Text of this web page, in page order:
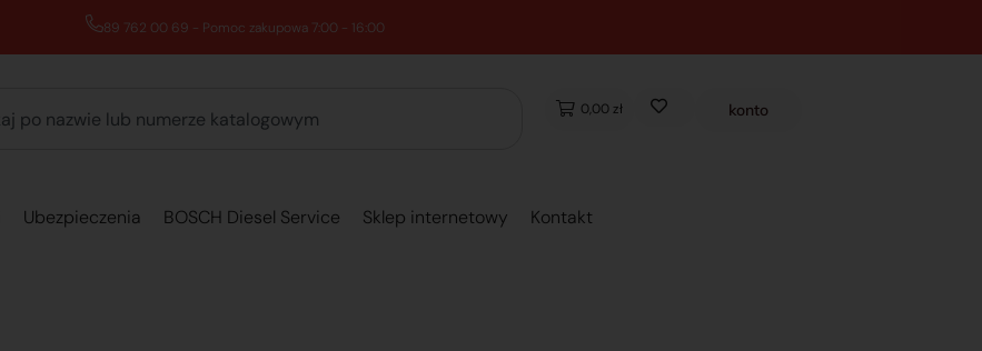
89 762 00 69 - Pomoc zakupowa 7:00 - 16:00
0,00 zł konto
Ubezpieczenia BOSCH Diesel Service Sklep internetowy Kontakt